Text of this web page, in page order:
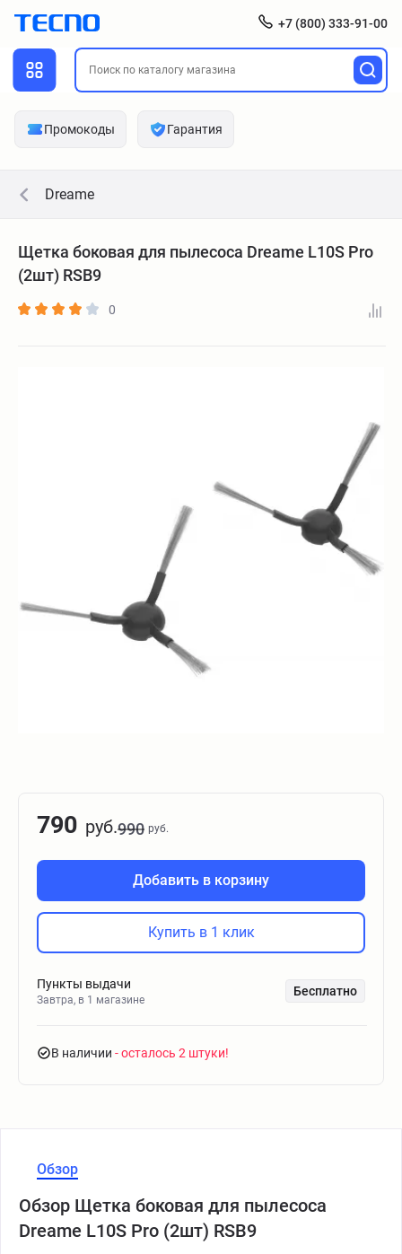
+7 (800) 333-91-00
Промокоды Гарантия
Dreame
Щетка боковая для пылесоса Dreame L10S Pro
(2шт) RSB9
0
790 руб.990 руб.
Добавить в корзину
Купить в 1 клик
Пункты выдачи
Завтра, в 1 магазине
Бесплатно
В наличии - осталось 2 штуки
Обзор
Обзор Щетка боковая для пылесоса
Dreame L10S Pro (2шт) RSB9